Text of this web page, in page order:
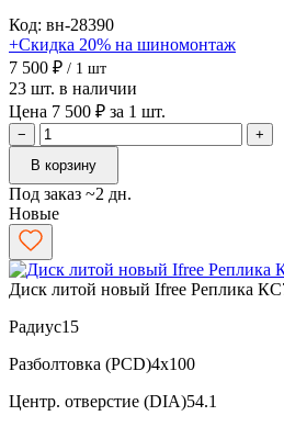
Код: вн-28390
+Скидка 20% на шиномонтаж
7 500 ₽ / 1 шт
23 шт. в наличии
Цена 7 500 ₽ за 1 шт.
−
+
В корзину
Под заказ ~2 дн.
Новые
Диск литой новый Ifree Реплика
Радиус15
Разболтовка (PCD)4x100
Центр. отверстие (DIA)54.1